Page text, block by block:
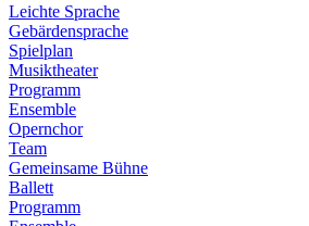
Leichte Sprache
Gebärdensprache
Spielplan
Musiktheater
Programm
Ensemble
Opernchor
Team
Gemeinsame Bühne
Ballett
Programm